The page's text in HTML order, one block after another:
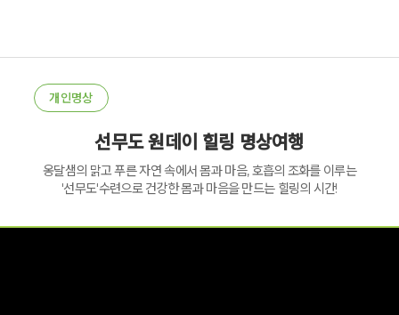
개인명상
선무도 원데이 힐링 명상여행
옹달샘의 맑고 푸른 자연 속에서 몸과 마음, 호흡의 조화를 이루는
'선무도'수련으로 건강한 몸과 마음을 만드는 힐링의 시간!